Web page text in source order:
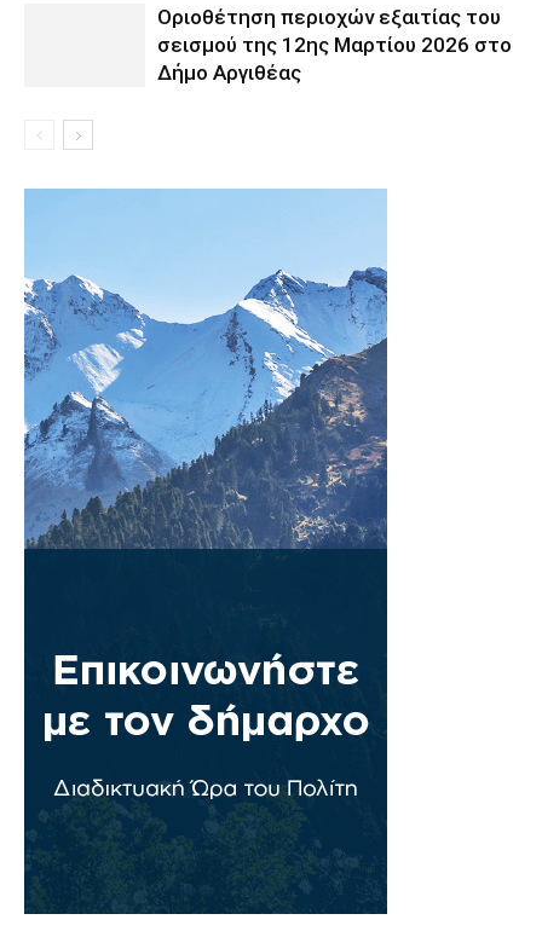
Οριοθέτηση περιοχών εξαιτίας του
σεισμού της 12ης Μαρτίου 2026 στο
Δήμο Αργιθέας